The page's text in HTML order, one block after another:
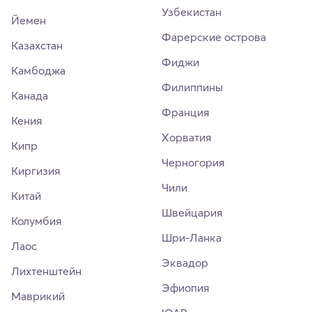
Йемен
Казахстан
Камбоджа
Канада
Кения
Кипр
Киргизия
Китай
Колумбия
Лаос
Лихтенштейн
Маврикий
Узбекистан
Фарерские острова
Фиджи
Филиппины
Франция
Хорватия
Черногория
Чили
Швейцария
Шри-Ланка
Эквадор
Эфиопия